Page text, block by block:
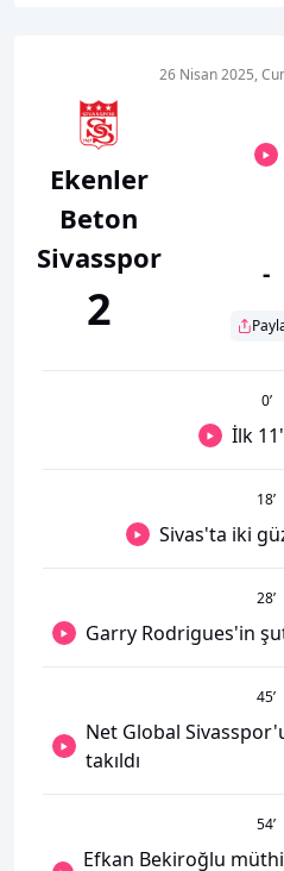
Ekenler
Beton
Sivasspor
2
26 Nisan 2025,
-
0’
İlk
18’
Sivas'ta iki
28’
Garry Rodrigues'in
45’
Net Global
takıldı
54’
Efkan Bekiroğlu